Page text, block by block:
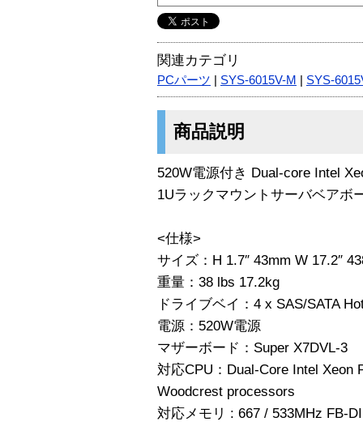
関連カテゴリ
PCパーツ SYS-6015V-M SYS-
商品説明
520W電源付き Dual-core Intel
1Uラックマウントサーバベアボ
<仕様>
サイズ：H 1.7″ 43mm W 17.2″
重量：38 lbs 17.2kg
ドライブベイ：4 x SAS/SATA
電源：520W電源
マザーボード：Super X7DVL-3
対応CPU：Dual-Core Intel Xeon
Woodcrest processors
対応メモリ : 667 / 533MHz FB-